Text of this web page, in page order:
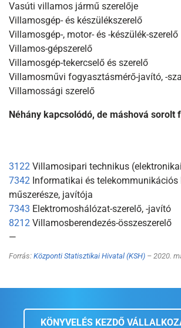
Vasúti villamos jármű szerelője
Villamosgép- és készülékszerelő
Villamosgép-, motor- és -készülék-szerelő
Villamos-gépszerelő
Villamosgép-tekercselő és szerelő
Villamosművi fogyasztásmérő-javító, -
Villamossági szerelő
Néhány kapcsolódó, de máshová sorolt
3122 Villamosipari technikus
7342 Informatikai és telekommunikációs
műszerésze, javítója
7343 Elektromoshálózat-szerelő, -javító
8212 Villamosberendezés-összeszerelő
—
Forrás: Központi Statisztikai Hivatal (KSH) – 2020.
KÖNYVELÉS KEZDŐ